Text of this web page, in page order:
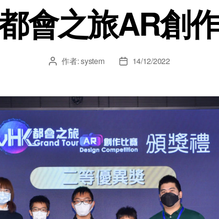
會之旅AR創
作者:system 14/12/2022